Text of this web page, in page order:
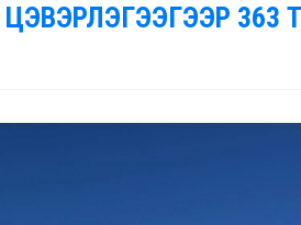
ЦЭВЭРЛЭГЭЭГЭЭР